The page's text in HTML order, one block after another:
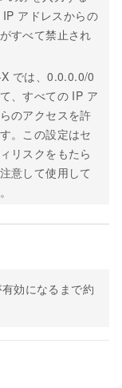
IP アドレスからの
すべて禁止され
では、0.0.0.0/0
、すべての IP ア
のアクセスを許
。この設定はセ
リスクをもたら
意して使用して
効になるまで約